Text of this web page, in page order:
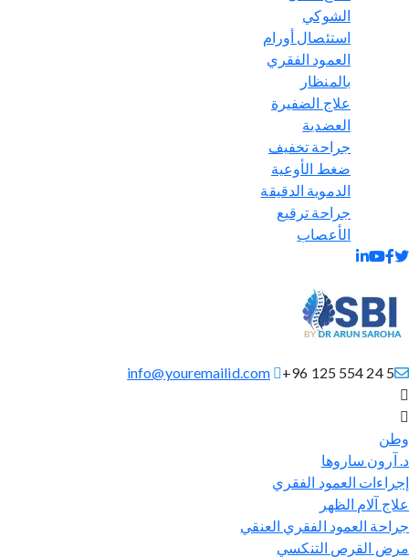
الشوكي
استئصال أورام
العمود الفقري
بالمنظار
علاج الضفيرة
العضدية
جراحة تخفيف
ضغط الأوعية
الدموية الدقيقة
جراحة ترقيع
الأعصاب
info@youremailid.com +96 125 554 24 5
آرون ساروها
العمود الفقري
آلام الظهر
العمود الفقري العنقي
القرص التنكسي